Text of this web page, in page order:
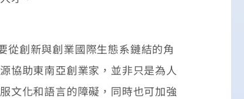
創新與創業國際生態系鏈結的角
協助東南亞創業家，並非只是為人
文化和語言的障礙，同時也可加強